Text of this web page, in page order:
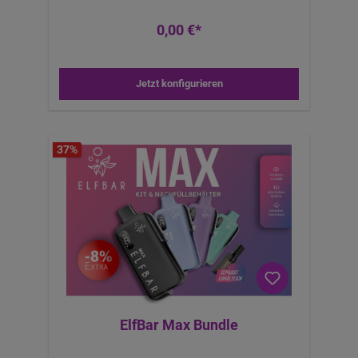
schnelles, präzises, nahezu kleckerfreies
Sättigung – ohne unnötige Rauigkeit. So bleibt
das Erlebnis den ganzen Tag angenehm. Schutz
Hintergrund. Du konzentrierst dich auf
Geschmack; die Elektronik erledigt den Rest.
Zukunftsfähigkeit: Das Ökosystem ist auf
Erweiterbarkeit angelegt – neue
Geschmacksvarianten im Nachfüllbehälter,
angepasste Pods, Feintuning über Airflow und
Leistung. Heute starten, morgen skalieren.
Feintuning für dein perfektes Setup Airflow:
MTL-freundlich (enger) für dichte, „kompakte“
Züge und maximale Aromendefinition; etwas
offener für mehr Frische, längere Linie und
kühleren Abgang. Zuglänge: Kürzer für Punch
und Fokus, etwas länger für seidigere Textur.
Refill-Routine: Lieber früher nachfüllen als „auf
0,00 €*
Jetzt konfigurieren
37%
ElfBar Max Bundle